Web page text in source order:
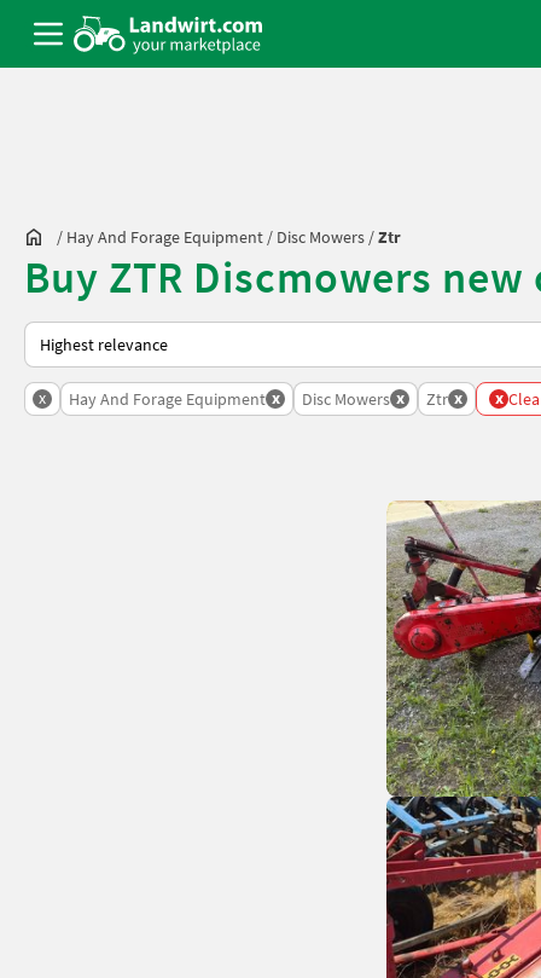
/ Hay And Forage Equipment / Disc Mowers /Ztr
Buy ZTR Discmowers new
This is how sorting works on Landwirt.com
x Hay And Forage Equipment x Disc Mowers x Ztr x x